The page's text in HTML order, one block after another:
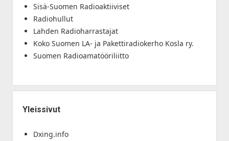
Sisä-Suomen Radioaktiiviset
Radiohullut
Lahden Radioharrastajat
Koko Suomen LA- ja Pakettiradiokerho Kosla ry.
Suomen Radioamatööriliitto
Yleissivut
Dxing.info